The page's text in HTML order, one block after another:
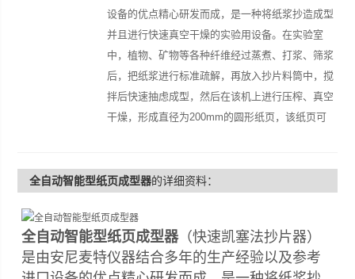
设备的优点精心研发而成，是一种将纸浆抄造成型
并且进行快速真空干燥的实验用设备。在实验室
中，植物、矿物等各种纤维经过蒸煮、打浆、筛浆
后，把纸浆进行标准疏解，再放入抄片料筒中，搅
拌后快速抽虑成型，然后在该机上进行压榨、真空
干燥，形成直径为200mm的圆形纸页，该纸页可
全自动智能型纸页成型器的详细资料：
全自动智能型纸页成型器（快速凯塞法抄片器）
是由安尼麦特仪器结合多年的生产经验以及参考